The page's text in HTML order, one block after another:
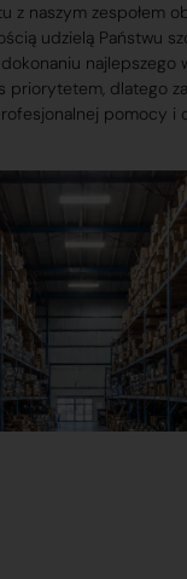
z naszym zespołem
udzielą Państwu
najlepszego
priorytetem, dlatego
pomocy i